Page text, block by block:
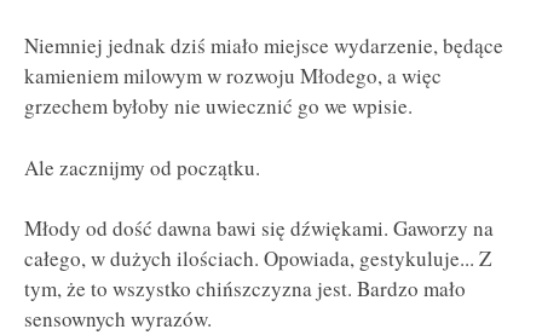
Niemniej jednak dziś miało miejsce wydarzenie, będące
kamieniem milowym w rozwoju Młodego, a więc
grzechem byłoby nie uwiecznić go we wpisie.
Ale zacznijmy od początku.
Młody od dość dawna bawi się dźwiękami. Gaworzy na
całego, w dużych ilościach. Opowiada, gestykuluje... Z
tym, że to wszystko chińszczyzna jest. Bardzo mało
sensownych wyrazów.